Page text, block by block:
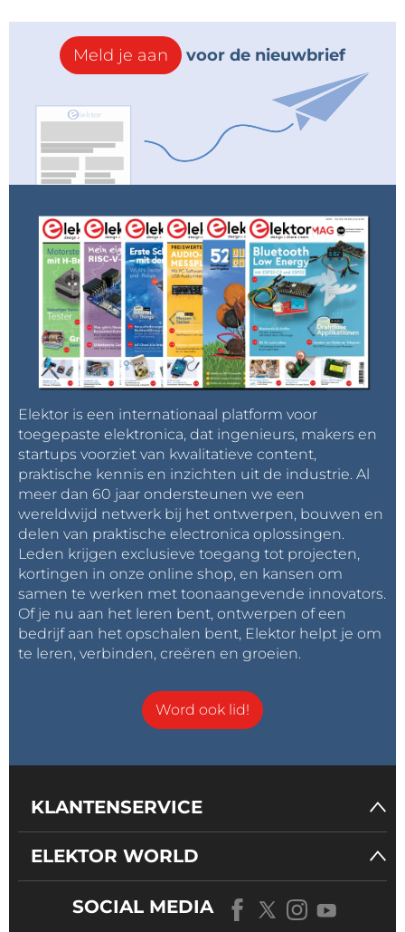
Meld je aan voor de nieuwbrief
Elektor is een internationaal platform voor
toegepaste elektronica, dat ingenieurs, makers en
startups voorziet van kwalitatieve content,
praktische kennis en inzichten uit de industrie. Al
meer dan 60 jaar ondersteunen we een
wereldwijd netwerk bij het ontwerpen, bouwen en
delen van praktische electronica oplossingen.
Leden krijgen exclusieve toegang tot projecten,
kortingen in onze online shop, en kansen om
samen te werken met toonaangevende innovators.
Of je nu aan het leren bent, ontwerpen of een
bedrijf aan het opschalen bent, Elektor helpt je om
te leren, verbinden, creëren en groeien.
Word ook lid!
KLANTENSERVICE
ELEKTOR WORLD
SOCIAL MEDIA